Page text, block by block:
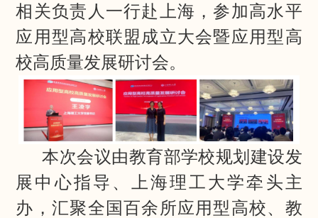
相关负责人一行赴上海，参加高水平
应用型高校联盟成立大会暨应用型高
校高质量发展研讨会。
本次会议由教育部学校规划建设发
展中心指导、上海理工大学牵头主
办，汇聚全国百余所应用型高校、教